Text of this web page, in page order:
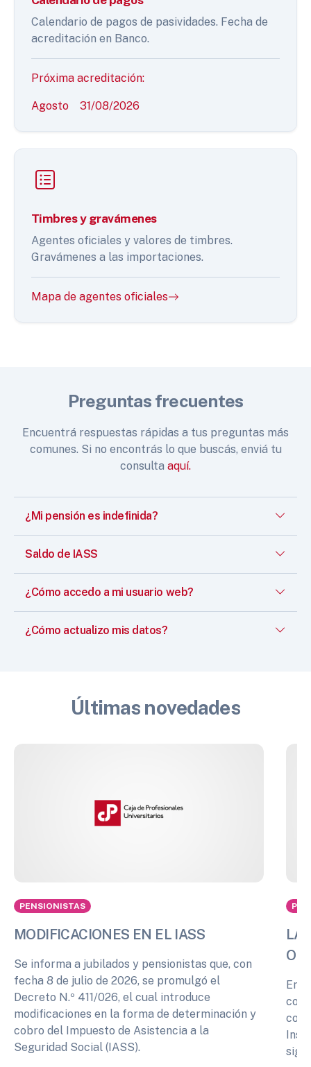
Calendario de pagos de pasividades. Fecha de
acreditación en Banco.
Próxima acreditación:
Agosto 31/08/2026
Timbres y gravámenes
Agentes oficiales y valores de timbres.
Gravámenes a las importaciones.
Mapa de agentes oficiales
Preguntas frecuentes
Encuentrá respuestas rápidas a tus preguntas más
comunes. Si no encontrás lo que buscás, enviá tu
consulta aquí.
¿Mi pensión es indefinida?
Saldo de IASS
¿Cómo accedo a mi usuario web?
¿Cómo actualizo mis datos?
Últimas novedades
PENSIONISTAS
MODIFICACIONES EN EL IASS
Se informa a jubilados y pensionistas que, con
fecha 8 de julio de 2026, se promulgó el
Decreto N.º 411/026, el cual introduce
modificaciones en la forma de determinación y
cobro del Impuesto de Asistencia a la
Seguridad Social (IASS).
LA
En